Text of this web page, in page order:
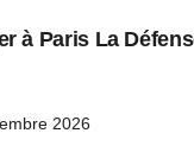
à Paris La
2026